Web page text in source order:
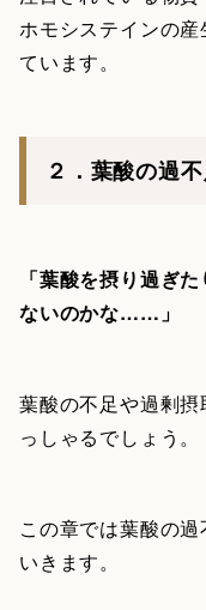
ホモシステインの
ています。
２．葉酸の過
「葉酸を摂り過ぎ
ないのかな……」
葉酸の不足や過剰
っしゃるでしょう。
この章では葉酸の
いきます。